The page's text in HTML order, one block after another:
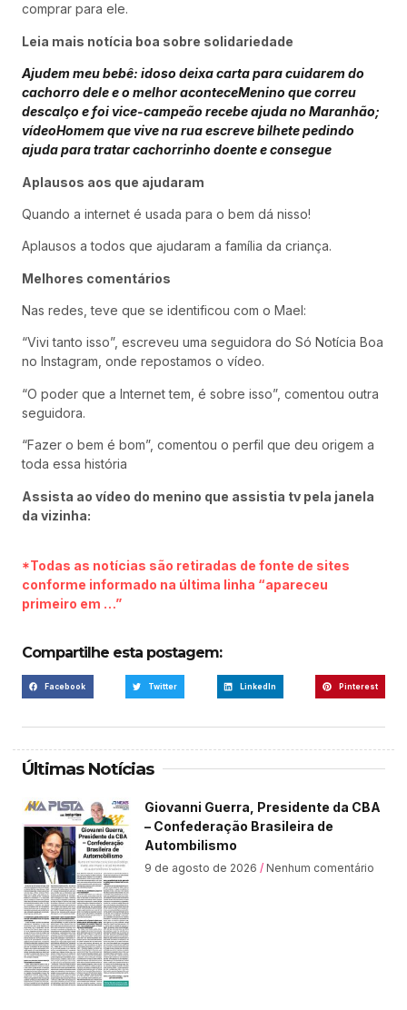
comprar para ele.
Leia mais notícia boa sobre solidariedade
Ajudem meu bebê: idoso deixa carta para cuidarem do
cachorro dele e o melhor aconteceMenino que correu
descalço e foi vice-campeão recebe ajuda no Maranhão;
vídeoHomem que vive na rua escreve bilhete pedindo
ajuda para tratar cachorrinho doente e consegue
Aplausos aos que ajudaram
Quando a internet é usada para o bem dá nisso!
Aplausos a todos que ajudaram a família da criança.
Melhores comentários
Nas redes, teve que se identificou com o Mael:
“Vivi tanto isso”, escreveu uma seguidora do Só Notícia Boa
no Instagram, onde repostamos o vídeo.
“O poder que a Internet tem, é sobre isso”, comentou outra
seguidora.
“Fazer o bem é bom”, comentou o perfil que deu origem a
toda essa história
Assista ao vídeo do menino que assistia tv pela janela
da vizinha:
*Todas as notícias são retiradas de fonte de sites
conforme informado na última linha “apareceu
primeiro em …”
Compartilhe esta postagem:
Facebook Twitter LinkedIn Pinterest
Últimas Notícias
Giovanni Guerra, Presidente da CBA
– Confederação Brasileira de
Autombilismo
9 de agosto de 2026 Nenhum comentário